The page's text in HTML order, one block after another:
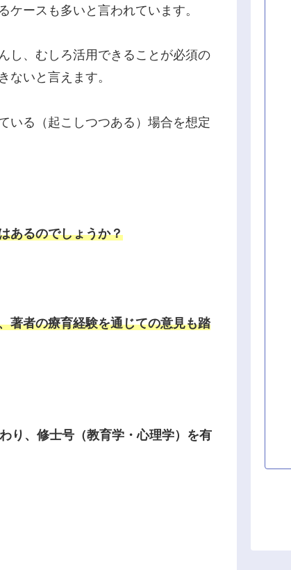
ースも多いと言われています。
し、むしろ活用できることが必須の
ないと言えます。
いる（起こしつつある）場合を想定
あるのでしょうか？
著者の療育経験を通じての意見も踏
り、修士号（教育学・心理学）を有